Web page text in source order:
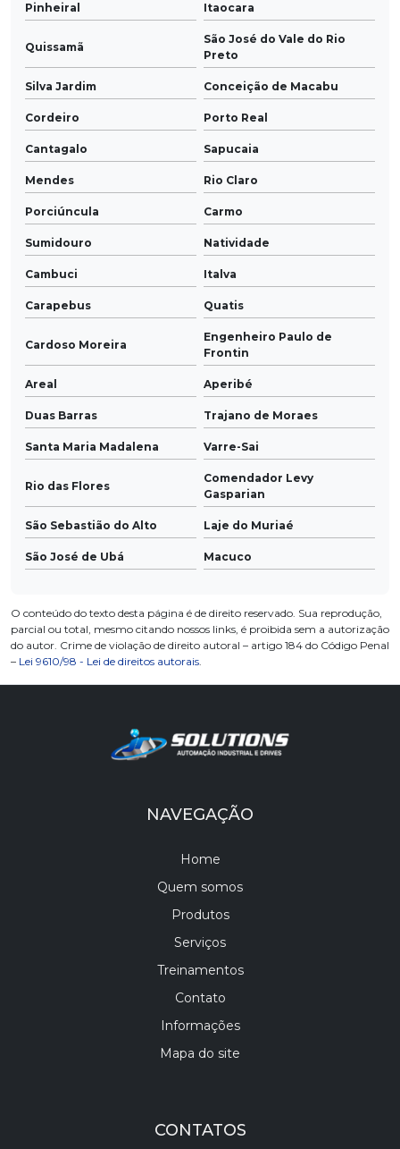
Pinheiral Itaocara
Quissamã
São José do Vale do Rio
Preto
Silva Jardim Conceição de Macabu
Cordeiro Porto Real
Cantagalo Sapucaia
Mendes Rio Claro
Porciúncula Carmo
Sumidouro Natividade
Cambuci Italva
Carapebus Quatis
Cardoso Moreira
Engenheiro Paulo de
Frontin
Areal Aperibé
Duas Barras Trajano de Moraes
Santa Maria Madalena Varre-Sai
Rio das Flores
Comendador Levy
Gasparian
São Sebastião do Alto Laje do Muriaé
São José de Ubá Macuco
O conteúdo do texto desta página é de direito reservado. Sua reprodução,
parcial ou total, mesmo citando nossos links, é proibida sem a autorização
do autor. Crime de violação de direito autoral – artigo 184 do Código Penal
– Lei 9610/98 - Lei de direitos autorais.
NAVEGAÇÃO
Home
Quem somos
Produtos
Serviços
Treinamentos
Contato
Informações
Mapa do site
CONTATOS